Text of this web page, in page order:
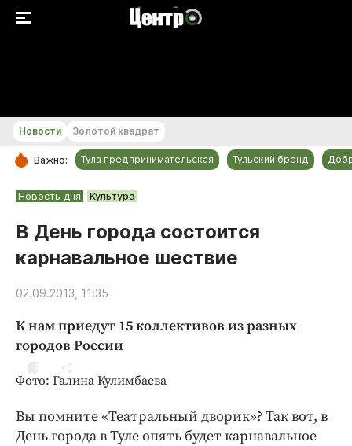
РУБРИКИ
Происшествия
Спорт
Тула предпринимательская
Голодный шпион
Новости Золотой квадрат
Важно: Тула предпринимательская Тульский бренд
Новость дня Культура
В День города состоится
карнавальное шествие
02.09.2013, 11:35
К нам приедут 15 коллективов из разных
городов России
Фото: Галина Кулимбаева
Вы помните «Театральный дворик»? Так вот, в
День города в Туле опять будет карнавальное